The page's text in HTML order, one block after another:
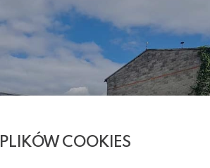
COOKIES